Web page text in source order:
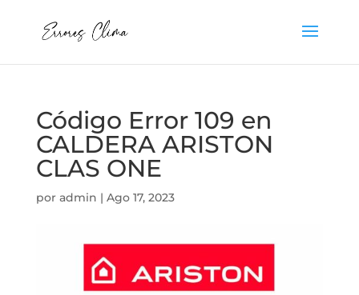
Código Error 109 en
CALDERA ARISTON
CLAS ONE
por admin | Ago 17, 2023